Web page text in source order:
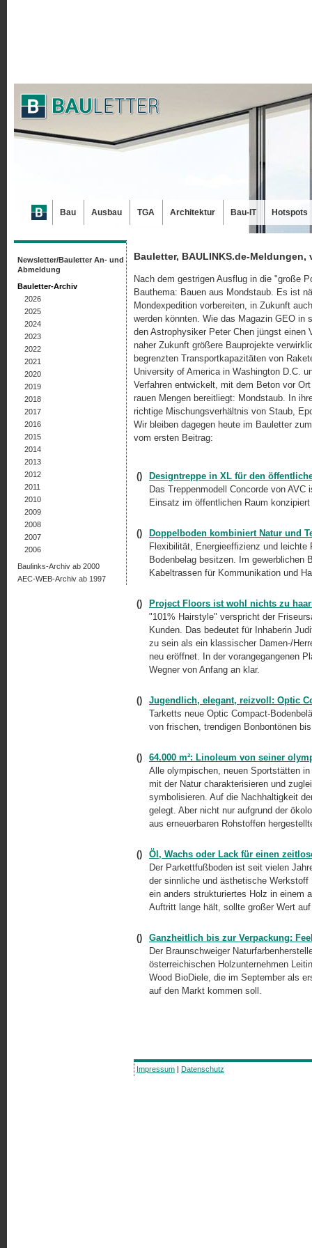
Bauletter, BAULINKS.de-Meldungen,
Nach dem gestrigen Ausflug in die "große
Bauthema: Bauen aus Mondstaub. Es ist
Mondexpedition vorbereiten, in Zukunft
werden könnten. Wie das Magazin GEO in
den Astrophysiker Peter Chen jüngst einen
naher Zukunft größere Bauprojekte
begrenzten Transportkapazitäten von
University of America in Washington D.C.
Verfahren entwickelt, mit dem Beton vor
rauen Mengen bereitliegt: Mondstaub. In
richtige Mischungsverhältnis von Staub,
Wir bleiben dagegen heute im Bauletter
vom ersten Beitrag:
()
Designtreppe in XL für den
Das Treppenmodell Concorde von
Einsatz im öffentlichen Raum konzipiert
()
Doppelboden kombiniert Natur und
Flexibilität, Energieeffizienz und
Bodenbelag besitzen. Im gewerblichen
Kabeltrassen für Kommunikation und
()
Project Floors ist wohl nichts zu
"101% Hairstyle" verspricht der
Kunden. Das bedeutet für Inhaberin
zu sein als ein klassischer Damen-/
neu eröffnet. In der vorangegangenen
Wegner von Anfang an klar.
()
Jugendlich, elegant, reizvoll: Optic
Tarketts neue Optic Compact-
von frischen, trendigen Bonbontönen
()
64.000 m²: Linoleum von seiner
Alle olympischen, neuen Sportstätten
mit der Natur charakterisieren und
symbolisieren. Auf die Nachhaltigkeit
gelegt. Aber nicht nur aufgrund der
aus erneuerbaren Rohstoffen
()
Öl, Wachs oder Lack für einen
Der Parkettfußboden ist seit vielen
der sinnliche und ästhetische
ein anders strukturiertes Holz in einem
Auftritt lange hält, sollte großer Wert
()
Ganzheitlich bis zur Verpackung:
Der Braunschweiger
österreichischen Holzunternehmen
Wood BioDiele, die im September als
auf den Markt kommen soll.
Newsletter/Bauletter An- und
Abmeldung
Bauletter-Archiv
2026
2025
2024
2023
2022
2021
2020
2019
2018
2017
2016
2015
2014
2013
2012
2011
2010
2009
2008
2007
2006
Baulinks-Archiv ab 2000
AEC-WEB-Archiv ab 1997
Impressum | Datenschutz
Bau Ausbau TGA Architektur Bau-IT Hotspots